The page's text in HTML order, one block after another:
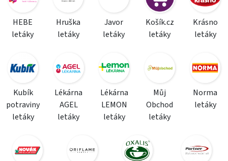
HEBE
letáky
Hruška
letáky
Javor
letáky
Košík.cz
letáky
Krásno
letáky
Kubík
potraviny
letáky
Lékárna
AGEL
letáky
Lékárna
LEMON
letáky
Můj
Obchod
letáky
Norma
letáky